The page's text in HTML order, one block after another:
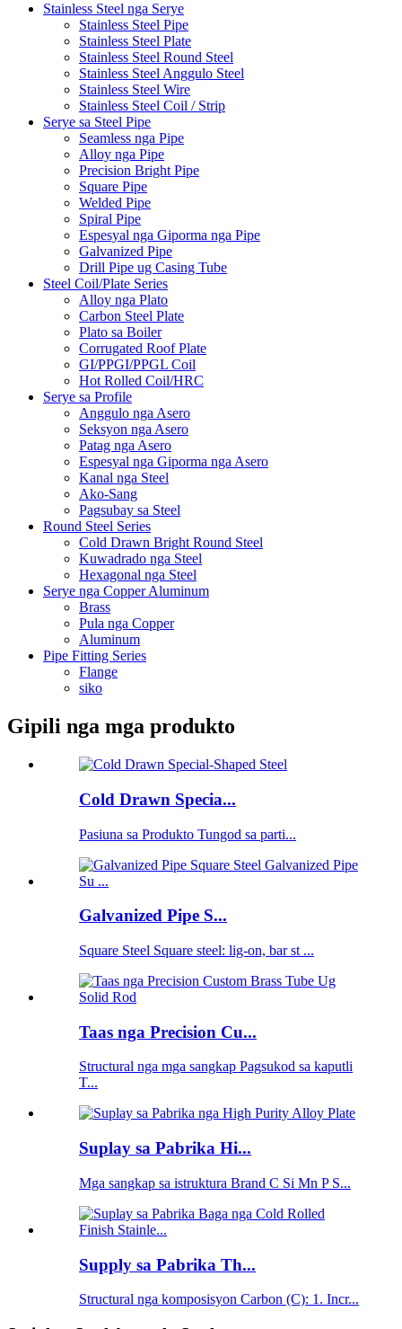
Stainless Steel nga Serye
Stainless Steel Pipe
Stainless Steel Plate
Stainless Steel Round Steel
Stainless Steel Anggulo Steel
Stainless Steel Wire
Stainless Steel Coil / Strip
Serye sa Steel Pipe
Seamless nga Pipe
Alloy nga Pipe
Precision Bright Pipe
Square Pipe
Welded Pipe
Spiral Pipe
Espesyal nga Giporma nga Pipe
Galvanized Pipe
Drill Pipe ug Casing Tube
Steel Coil/Plate Series
Alloy nga Plato
Carbon Steel Plate
Plato sa Boiler
Corrugated Roof Plate
GI/PPGI/PPGL Coil
Hot Rolled Coil/HRC
Serye sa Profile
Anggulo nga Asero
Seksyon nga Asero
Patag nga Asero
Espesyal nga Giporma nga Asero
Kanal nga Steel
Ako-Sang
Pagsubay sa Steel
Round Steel Series
Cold Drawn Bright Round Steel
Kuwadrado nga Steel
Hexagonal nga Steel
Serye nga Copper Aluminum
Brass
Pula nga Copper
Aluminum
Pipe Fitting Series
Flange
siko
Gipili nga mga produkto
Cold Drawn Specia...
Pasiuna sa Produkto Tungod sa parti...
Galvanized Pipe S...
Square Steel Square steel: lig-on, bar st ...
Taas nga Precision Cu...
Structural nga mga sangkap Pagsukod sa kaputli
T...
Suplay sa Pabrika Hi...
Mga sangkap sa istruktura Brand C Si Mn P S...
Supply sa Pabrika Th...
Structural nga komposisyon Carbon (C): 1. Incr...